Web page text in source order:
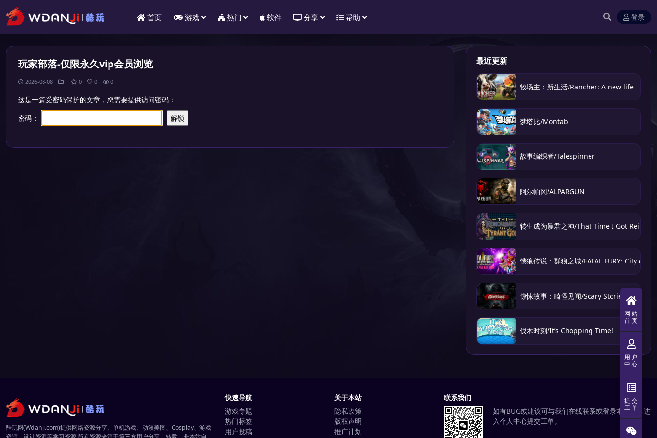
首页 游戏 热门 软件 分享 帮助 登录
玩家部落-仅限永久vip会员浏览
2026-08-08 0 0 0
这是一篇受密码保护的文章，您需要提供访问密码：
密码：
最近更新
牧场主：新生活/Rancher: A new life
梦塔比/Montabi
故事编织者/Talespinner
阿尔帕冈/ALPARGUN
转生成为暴君之神/That Time I Got
饿狼传说：群狼之城/FATAL FURY: City of
惊悚故事：畸怪见闻/Scary Stories:
伐木时刻/It’s Chopping Time!
酷玩网(Wdanji.com)提供网络资源分享、单机游戏、动漫美图、Cosplay、游戏
资源、设计资源等学习资源,所有资源来源于第三方用户分享，转载，非本站自
快速导航
游戏专题
热门标签
用户投稿
关于本站
隐私政策
版权声明
推广计划
联系我们
如有BUG或建议可与我们在线联系或登录本站账号进
入个人中心提交工单。
网站
首页
用户
中心
提交
工单